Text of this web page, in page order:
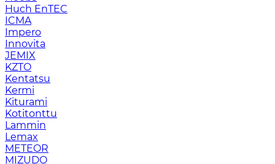
Huch EnTEC
ICMA
Impero
Innovita
JEMIX
KZTO
Kentatsu
Kermi
Kiturami
Kotitonttu
Lammin
Lemax
METEOR
MIZUDO